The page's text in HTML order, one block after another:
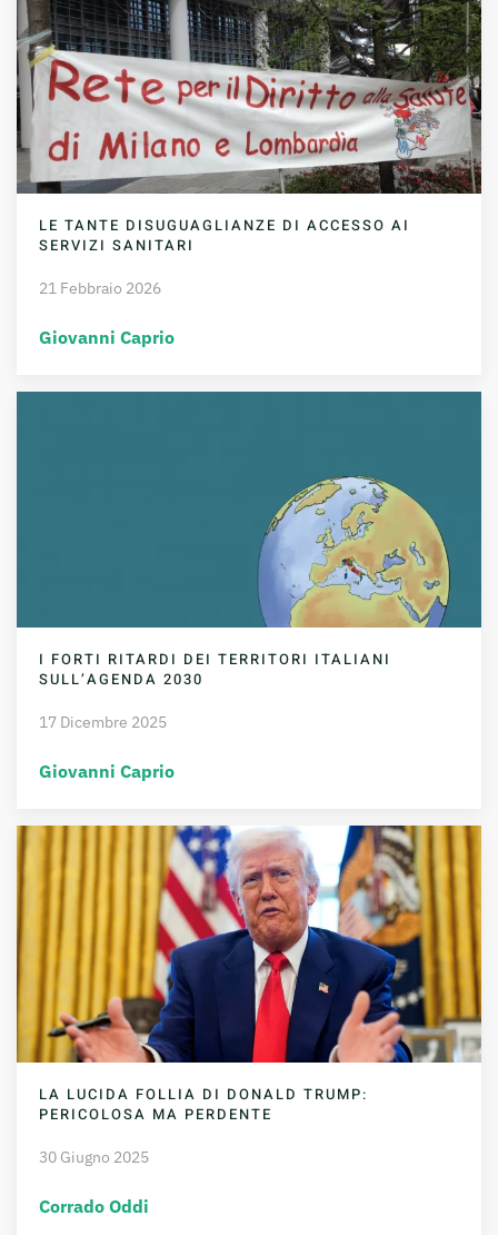
LE TANTE DISUGUAGLIANZE DI ACCESSO AI
SERVIZI SANITARI
21 Febbraio 2026
Giovanni Caprio
I FORTI RITARDI DEI TERRITORI ITALIANI
SULL’AGENDA 2030
17 Dicembre 2025
Giovanni Caprio
LA LUCIDA FOLLIA DI DONALD TRUMP:
PERICOLOSA MA PERDENTE
30 Giugno 2025
Corrado Oddi